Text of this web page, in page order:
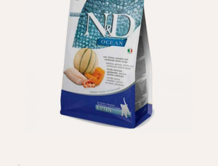
Оплата і доставка
Програма лояльності
Про Нас
Оптовим клієнтам
Контакти
+380 (95) 095-00-05